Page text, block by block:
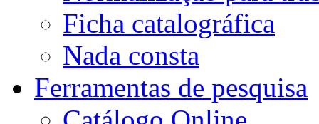
Ficha catalográfica
Nada consta
Ferramentas de pesquisa